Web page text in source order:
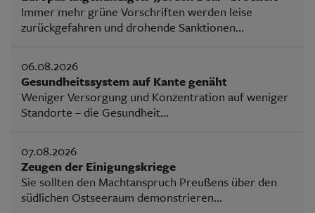
Immer mehr grüne Vorschriften werden leise
zurückgefahren und drohende Sanktionen...
06.08.2026
Gesundheitssystem auf Kante genäht
Weniger Versorgung und Konzentration auf weniger
Standorte – die Gesundheit...
07.08.2026
Zeugen der Einigungskriege
Sie sollten den Machtanspruch Preußens über den
südlichen Ostseeraum demonstrieren...